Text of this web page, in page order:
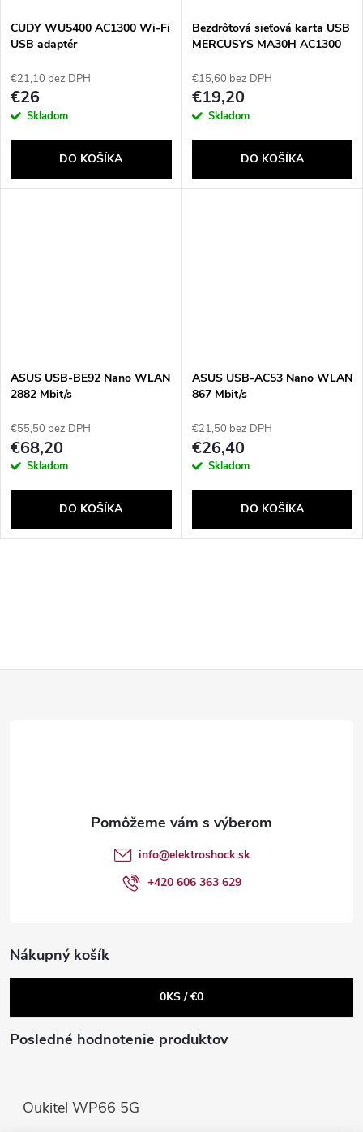
CUDY WU5400 AC1300 Wi-Fi
USB adaptér
€21,10 bez DPH
€26
Skladom
DO KOŠÍKA
Bezdrôtová sieťová karta USB
MERCUSYS MA30H AC1300
€15,60 bez DPH
€19,20
Skladom
DO KOŠÍKA
ASUS USB-BE92 Nano WLAN
2882 Mbit/s
€55,50 bez DPH
€68,20
Skladom
DO KOŠÍKA
ASUS USB-AC53 Nano WLAN
867 Mbit/s
€21,50 bez DPH
€26,40
Skladom
DO KOŠÍKA
v
k
y
v
p
info@elektroshock.sk
+420 606 363 629
Nákupný košík
0KS /€0
Posledné hodnotenie produktov
Oukitel WP66 5G